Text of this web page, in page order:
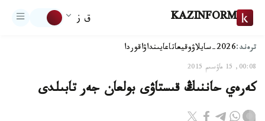
KAZINFORM ق ز
ترەند:2026-سايلاۋ وقيعاتاعايىنداۋاقوردا
00:08, 15 ماۋسىم 2015
كەرەي حاننىڭ قىستاۋى بولعان جەر تابىلدى